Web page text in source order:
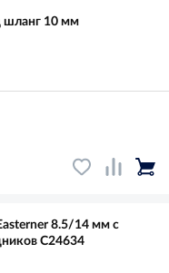
шланг 10 мм
8.5/14 мм с
C24634